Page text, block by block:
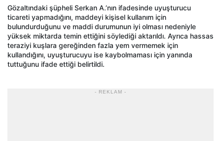
Gözaltındaki şüpheli Serkan A.’nın ifadesinde uyuşturucu
ticareti yapmadığını, maddeyi kişisel kullanım için
bulundurduğunu ve maddi durumunun iyi olması nedeniyle
yüksek miktarda temin ettiğini söylediği aktarıldı. Ayrıca hassas
teraziyi kuşlara gereğinden fazla yem vermemek için
kullandığını, uyuşturucuyu ise kaybolmaması için yanında
tuttuğunu ifade ettiği belirtildi.
- REKLAM -